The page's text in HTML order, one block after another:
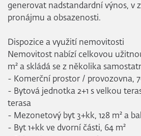
generovat nadstandardní výnos, v
pronájmu a obsazenosti.
Dispozice a využití nemovitosti
Nemovitost nabízí celkovou
m² a skládá se z několika
- Komerční prostor / provozovna,
- Bytová jednotka 2+1 s velkou
terasa
- Mezonetový byt 3+kk, 128 m² a
- Byt 1+kk ve dvorní části, 64 m²